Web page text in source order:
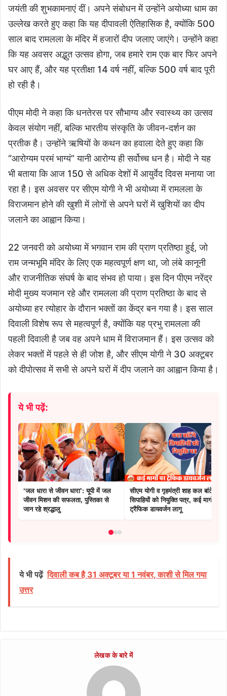
जयंती की शुभकामनाएं दीं। अपने संबोधन में उन्होंने अयोध्या धाम का
उल्लेख करते हुए कहा कि यह दीपावली ऐतिहासिक है, क्योंकि 500
साल बाद रामलला के मंदिर में हजारों दीप जलाए जाएंगे। उन्होंने कहा
कि यह अवसर अद्भुत उत्सव होगा, जब हमारे राम एक बार फिर अपने
घर आए हैं, और यह प्रतीक्षा 14 वर्ष नहीं, बल्कि 500 वर्ष बाद पूरी
हो रही है।
पीएम मोदी ने कहा कि धनतेरस पर सौभाग्य और स्वास्थ्य का उत्सव
केवल संयोग नहीं, बल्कि भारतीय संस्कृति के जीवन-दर्शन का
प्रतीक है। उन्होंने ऋषियों के कथन का हवाला देते हुए कहा कि
“आरोग्यम परमं भाग्यं” यानी आरोग्य ही सर्वोच्च धन है। मोदी ने यह
भी बताया कि आज 150 से अधिक देशों में आयुर्वेद दिवस मनाया जा
रहा है। इस अवसर पर सीएम योगी ने भी अयोध्या में रामलला के
विराजमान होने की खुशी में लोगों से अपने घरों में खुशियों का दीप
जलाने का आह्वान किया।
22 जनवरी को अयोध्या में भगवान राम की प्राण प्रतिष्ठा हुई, जो
राम जन्मभूमि मंदिर के लिए एक महत्वपूर्ण क्षण था, जो लंबे कानूनी
और राजनीतिक संघर्ष के बाद संभव हो पाया। इस दिन पीएम नरेंद्र
मोदी मुख्य यजमान रहे और रामलला की प्राण प्रतिष्ठा के बाद से
अयोध्या हर त्योहार के दौरान भक्तों का केंद्र बन गया है। इस साल
दिवाली विशेष रूप से महत्वपूर्ण है, क्योंकि यह प्रभु रामलला की
पहली दिवाली है जब वह अपने धाम में विराजमान हैं। इस उत्सव को
लेकर भक्तों में पहले से ही जोश है, और सीएम योगी ने 30 अक्टूबर
को दीपोत्सव में सभी से अपने घरों में दीप जलाने का आह्वान किया है।
ये भी पढ़ें:
‘जल धारा से जीवन धारा’: यूपी में जल
जीवन मिशन की सफलता, पुस्तिका से
जान रहे श्रद्धालु
सीएम योगी व गृहमंत्री शाह कल बांटेंगे
सिपाहियों को नियुक्ति पत्र, कई मार्गों पर
ट्रैफिक डायवर्जन लागू
ये भी पढ़ें दिवाली कब है 31 अक्टूबर या 1 नवंबर, काशी से मिल गया
उत्तर